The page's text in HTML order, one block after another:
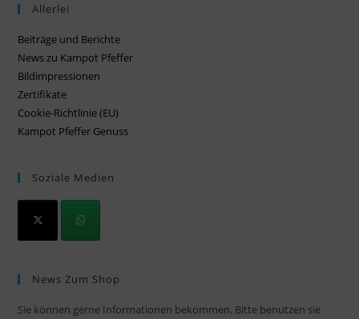
Allerlei
Beiträge und Berichte
News zu Kampot Pfeffer
Bildimpressionen
Zertifikate
Cookie-Richtlinie (EU)
Kampot Pfeffer Genuss
Soziale Medien
News Zum Shop
Sie können gerne Informationen bekommen. Bitte benutzen sie